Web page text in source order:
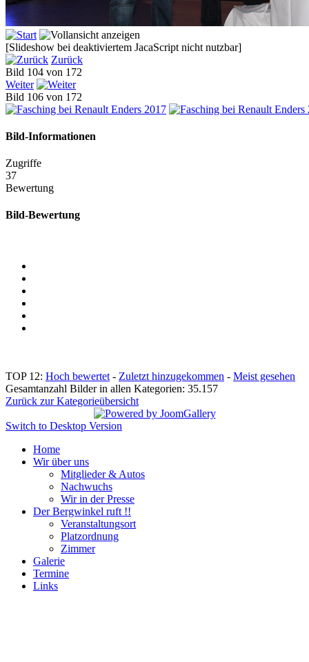
[Slideshow bei deaktiviertem JacaScript nicht nutzbar]
Zurück
Bild 104 von 172
Weiter
Bild 106 von 172
Bild-Informationen
Zugriffe
37
Bewertung
Bild-Bewertung
TOP 12: Hoch bewertet - Zuletzt hinzugekommen - Meist gesehen
Gesamtanzahl Bilder in allen Kategorien: 35.157
Zurück zur Kategorieübersicht
Switch to Desktop Version
Home
Wir über uns
Mitglieder & Autos
Nachwuchs
Wir in der Presse
Der Bergwinkel ruft !!
Veranstaltungsort
Platzordnung
Zimmer
Galerie
Termine
Links